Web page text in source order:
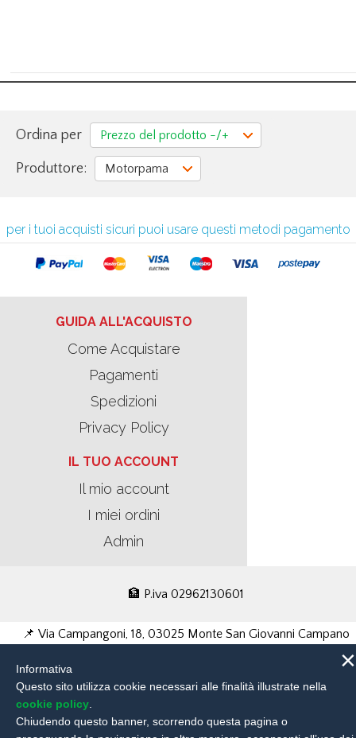
Ordina per Prezzo del prodotto -/+
Produttore: Motorpama
per i tuoi acquisti sicuri puoi usare questi metodi pagamento
GUIDA ALL'ACQUISTO
Come Acquistare
Pagamenti
Spedizioni
Privacy Policy
IL TUO ACCOUNT
Il mio account
I miei ordini
Admin
🏦 P.iva 02962130601
📌 Via Campangoni, 18, 03025 Monte San Giovanni Campano
×
Informativa
Questo sito utilizza cookie necessari alle finalità illustrate nella
cookie policy
Chiudendo questo banner, scorrendo questa pagina o